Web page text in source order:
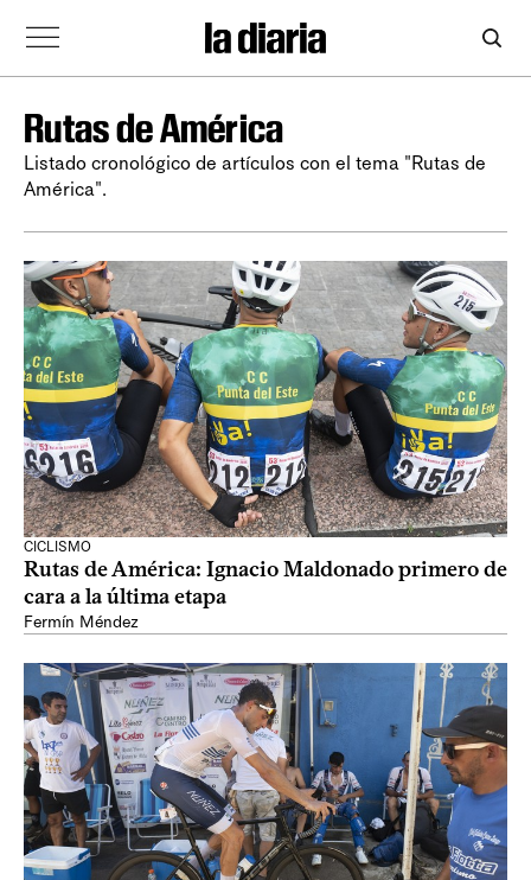
Rutas de América
Listado cronológico de artículos con el tema "Rutas de
América".
CICLISMO
Rutas de América: Ignacio Maldonado primero de
cara a la última etapa
Fermín Méndez